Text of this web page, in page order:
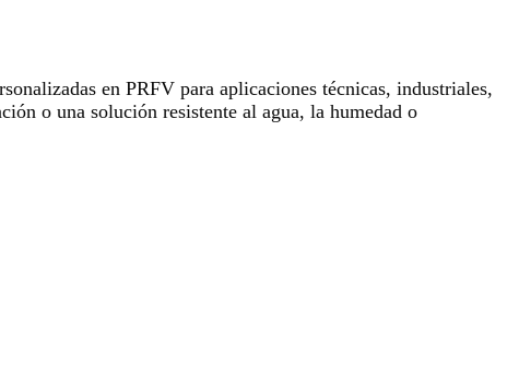
en PRFV para aplicaciones técnicas, industriales,
o una solución resistente al agua, la humedad o